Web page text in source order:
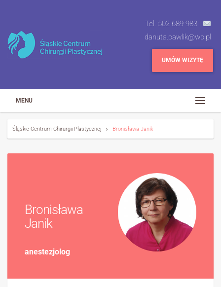
Tel. 502 689 983 |
danuta.pawlik@wp.pl
UMÓW WIZYTĘ
MENU
Śląskie Centrum Chirurgii Plastycznej Bronisława Janik
Bronisława
Janik
anestezjolog